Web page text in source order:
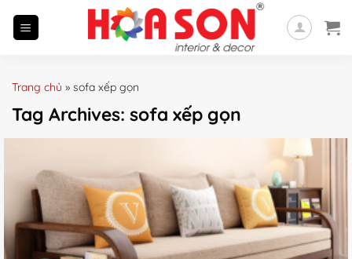
Trang chủ » sofa xếp gọn
Tag Archives: sofa xếp gọn